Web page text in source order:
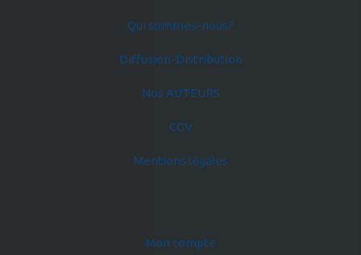
Qui sommes-nous?
Diffusion-Distribution
Nos AUTEURS
CGV
Mentions légales
Mon compte